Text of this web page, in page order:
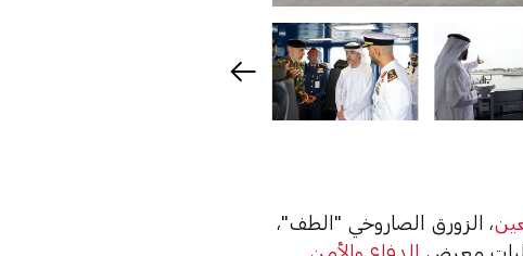
، الزورق الصاروخي "الطف"،